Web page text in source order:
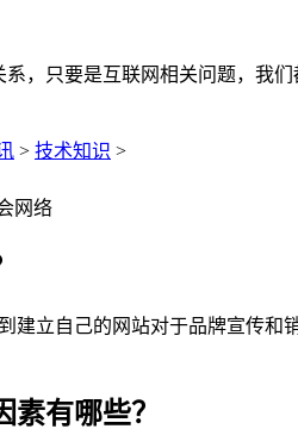
，只要是互联网相关问题，我
> 技术知识 >
网络
建立自己的网站对于品牌宣传
有哪些？